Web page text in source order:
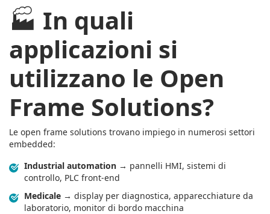
🏭 In quali
applicazioni si
utilizzano le Open
Frame Solutions?
Le open frame solutions trovano impiego in numerosi settori
embedded:
Industrial automation → pannelli HMI, sistemi di
controllo, PLC front-end
Medicale → display per diagnostica, apparecchiature da
laboratorio, monitor di bordo macchina